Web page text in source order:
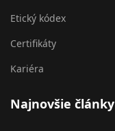
Etický kódex
Certifikáty
Kariéra
Najnovšie články